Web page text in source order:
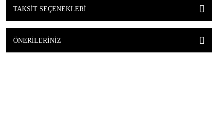
TAKSIT SEÇENEKLERI
ÖNERILERINIZ